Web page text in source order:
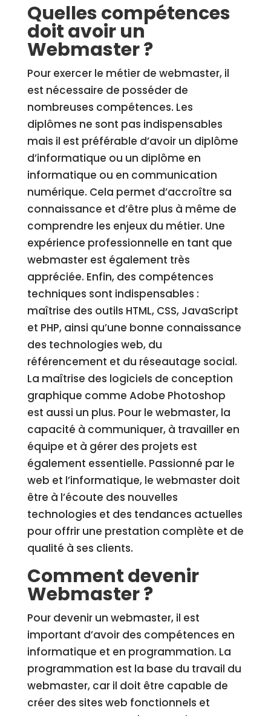
Quelles compétences
doit avoir un
Webmaster ?
Pour exercer le métier de webmaster, il
est nécessaire de posséder de
nombreuses compétences. Les
diplômes ne sont pas indispensables
mais il est préférable d’avoir un diplôme
d’informatique ou un diplôme en
informatique ou en communication
numérique. Cela permet d’accroître sa
connaissance et d’être plus à même de
comprendre les enjeux du métier. Une
expérience professionnelle en tant que
webmaster est également très
appréciée. Enfin, des compétences
techniques sont indispensables :
maîtrise des outils HTML, CSS, JavaScript
et PHP, ainsi qu’une bonne connaissance
des technologies web, du
référencement et du réseautage social.
La maîtrise des logiciels de conception
graphique comme Adobe Photoshop
est aussi un plus. Pour le webmaster, la
capacité à communiquer, à travailler en
équipe et à gérer des projets est
également essentielle. Passionné par le
web et l’informatique, le webmaster doit
être à l’écoute des nouvelles
technologies et des tendances actuelles
pour offrir une prestation complète et de
qualité à ses clients.
Comment devenir
Webmaster ?
Pour devenir un webmaster, il est
important d’avoir des compétences en
informatique et en programmation. La
programmation est la base du travail du
webmaster, car il doit être capable de
créer des sites web fonctionnels et